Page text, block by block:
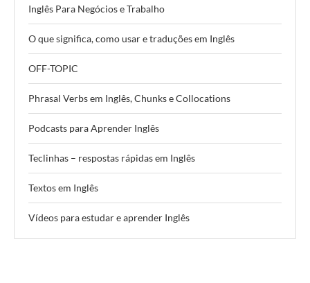
Inglês Para Negócios e Trabalho
O que significa, como usar e traduções em Inglês
OFF-TOPIC
Phrasal Verbs em Inglês, Chunks e Collocations
Podcasts para Aprender Inglês
Teclinhas – respostas rápidas em Inglês
Textos em Inglês
Vídeos para estudar e aprender Inglês